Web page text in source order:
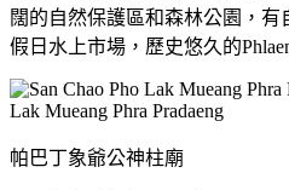
闊的自然保護區和森林公園，有
假日水上市場，歷史悠久的
Lak Mueang Phra Pradaeng
帕巴丁象爺公神柱廟